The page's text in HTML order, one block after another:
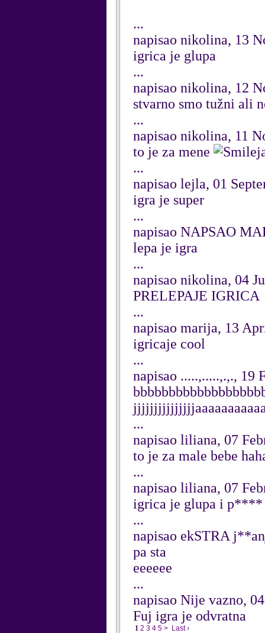
...
napisao nikolina, 13
igrica je glupa
...
napisao nikolina, 12
stvarno smo tužni ali
...
napisao nikolina, 11
to je za mene
...
napisao lejla, 01
igra je super
...
napisao NAPSAO
lepa je igra
...
napisao nikolina, 04
PRELEPAJE IGRICA
...
napisao marija, 13
igricaje cool
...
napisao .....,.....,.,., 19
...
napisao liliana, 07
to je za male bebe
...
napisao liliana, 07
igrica je glupa i p****
...
napisao ekSTRA
pa sta
eeeeee
...
napisao Nije vazno,
Fuj igra je odvratna
1 2 3 4 5 > Last ›